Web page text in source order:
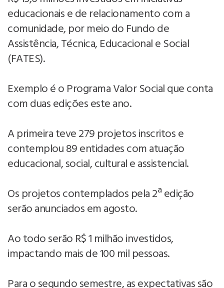
educacionais e de relacionamento com a
comunidade, por meio do Fundo de
Assistência, Técnica, Educacional e Social
(FATES).
Exemplo é o Programa Valor Social que conta
com duas edições este ano.
A primeira teve 279 projetos inscritos e
contemplou 89 entidades com atuação
educacional, social, cultural e assistencial.
Os projetos contemplados pela 2ª edição
serão anunciados em agosto.
Ao todo serão R$ 1 milhão investidos,
impactando mais de 100 mil pessoas.
Para o segundo semestre, as expectativas são